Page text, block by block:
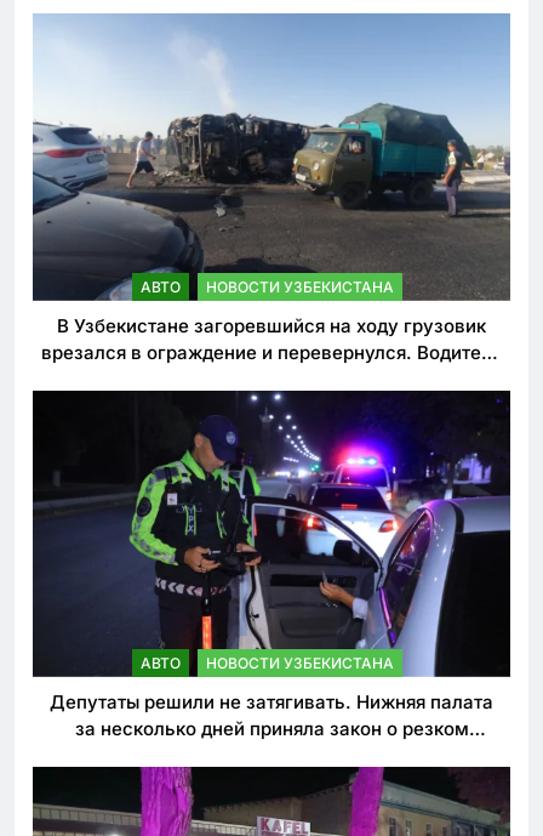
АВТО НОВОСТИ УЗБЕКИСТАНА
В Узбекистане загоревшийся на ходу грузовик
врезался в ограждение и перевернулся. Водитель
АВТО НОВОСТИ УЗБЕКИСТАНА
Депутаты решили не затягивать. Нижняя палата
за несколько дней приняла закон о резком